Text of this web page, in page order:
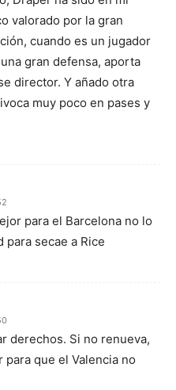
valorado por la gran
cuando es un jugador
gran defensa, aporta
director. Y añado otra
muy poco en pases y
para el Barcelona no lo
para secae a Rice
derechos. Si no renueva,
para que el Valencia no